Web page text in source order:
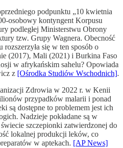
podpunktu „10 kwietnia
osobowy kontyngent Korpusu
podległej Ministerstwu Obrony
tzw. Grupy Wagnera. Obecność
się w ten sposób o
(2017), Mali (2021) i Burkina Faso
w afrykańskim sahelu? Opowiada
z [Ośrodka Studiów Wschodnich].
Zdrowia w 2022 r. w Kenii
przypadków malarii i ponad
są dostępne to problemem jest ich
Nadzieje pokładane są w
szczepionki zatwierdzonej do
lokalnej produkcji leków, co
w aptekach. [AP News]